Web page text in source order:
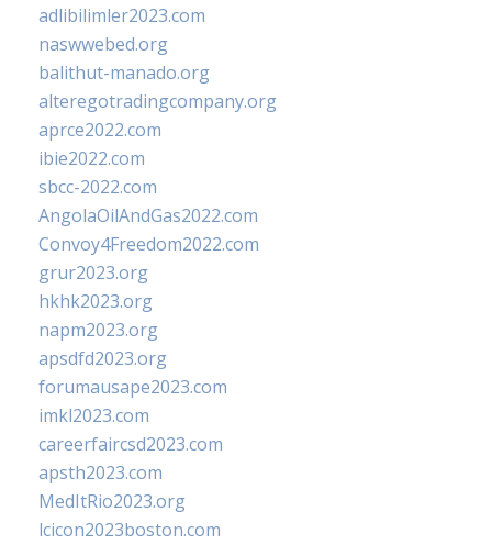
adlibilimler2023.com
naswwebed.org
balithut-manado.org
alteregotradingcompany.org
aprce2022.com
ibie2022.com
sbcc-2022.com
AngolaOilAndGas2022.com
Convoy4Freedom2022.com
grur2023.org
hkhk2023.org
napm2023.org
apsdfd2023.org
forumausape2023.com
imkl2023.com
careerfaircsd2023.com
apsth2023.com
MedItRio2023.org
lcicon2023boston.com